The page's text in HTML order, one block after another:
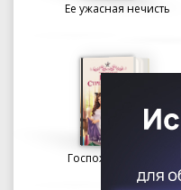
Ее ужасная нечисть
Госпожа портниха